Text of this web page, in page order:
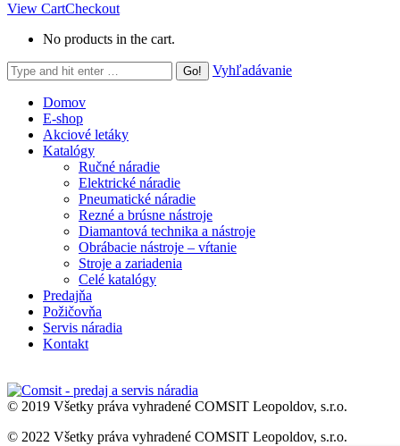
View CartCheckout
No products in the cart.
Search:
Vyhľadávanie
Domov
E-shop
Akciové letáky
Katalógy
Ručné náradie
Elektrické náradie
Pneumatické náradie
Rezné a brúsne nástroje
Diamantová technika a nástroje
Obrábacie nástroje – vŕtanie
Stroje a zariadenia
Celé katalógy
Predajňa
Požičovňa
Servis náradia
Kontakt
© 2019 Všetky práva vyhradené COMSIT Leopoldov, s.r.o.
© 2022 Všetky práva vyhradené COMSIT Leopoldov, s.r.o.